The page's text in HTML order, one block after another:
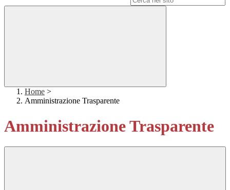
Home >
Amministrazione Trasparente
Amministrazione Trasparente